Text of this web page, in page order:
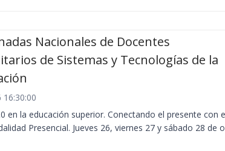
Nacionales de Docentes
de Sistemas y Tecnologías de la
16:30:00
en la educación superior. Conectando el presente con
Presencial. Jueves 26, viernes 27 y sábado 28 de